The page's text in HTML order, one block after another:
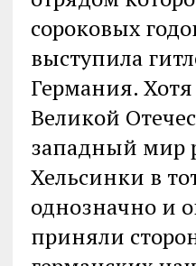
сороковых
выступила
Германия.
Великой
западный мир
Хельсинки в
однозначно и
приняли